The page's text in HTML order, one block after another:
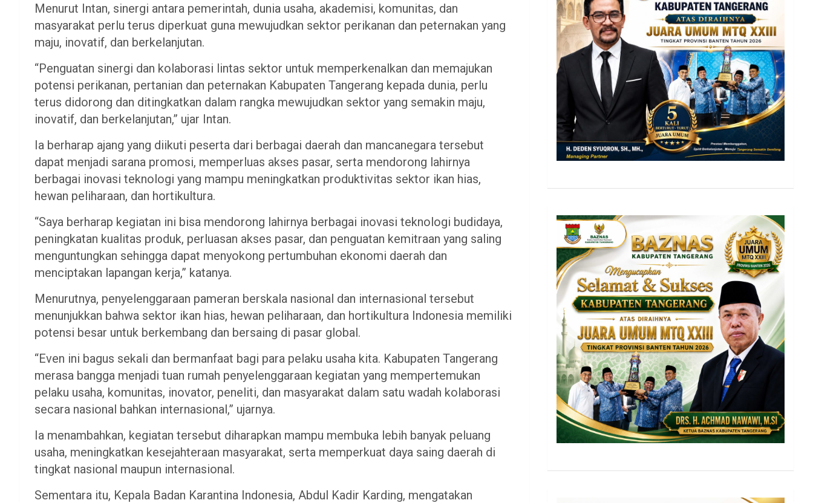
Menurut Intan, sinergi antara pemerintah, dunia usaha, akademisi, komunitas, dan
masyarakat perlu terus diperkuat guna mewujudkan sektor perikanan dan peternakan yang
maju, inovatif, dan berkelanjutan.
“Penguatan sinergi dan kolaborasi lintas sektor untuk memperkenalkan dan memajukan
potensi perikanan, pertanian dan peternakan Kabupaten Tangerang kepada dunia, perlu
terus didorong dan ditingkatkan dalam rangka mewujudkan sektor yang semakin maju,
inovatif, dan berkelanjutan,” ujar Intan.
Ia berharap ajang yang diikuti peserta dari berbagai daerah dan mancanegara tersebut
dapat menjadi sarana promosi, memperluas akses pasar, serta mendorong lahirnya
berbagai inovasi teknologi yang mampu meningkatkan produktivitas sektor ikan hias,
hewan peliharaan, dan hortikultura.
“Saya berharap kegiatan ini bisa mendorong lahirnya berbagai inovasi teknologi budidaya,
peningkatan kualitas produk, perluasan akses pasar, dan penguatan kemitraan yang saling
menguntungkan sehingga dapat menyokong pertumbuhan ekonomi daerah dan
menciptakan lapangan kerja,” katanya.
Menurutnya, penyelenggaraan pameran berskala nasional dan internasional tersebut
menunjukkan bahwa sektor ikan hias, hewan peliharaan, dan hortikultura Indonesia memiliki
potensi besar untuk berkembang dan bersaing di pasar global.
“Even ini bagus sekali dan bermanfaat bagi para pelaku usaha kita. Kabupaten Tangerang
merasa bangga menjadi tuan rumah penyelenggaraan kegiatan yang mempertemukan
pelaku usaha, komunitas, inovator, peneliti, dan masyarakat dalam satu wadah kolaborasi
secara nasional bahkan internasional,” ujarnya.
Ia menambahkan, kegiatan tersebut diharapkan mampu membuka lebih banyak peluang
usaha, meningkatkan kesejahteraan masyarakat, serta memperkuat daya saing daerah di
tingkat nasional maupun internasional.
Sementara itu, Kepala Badan Karantina Indonesia, Abdul Kadir Karding, mengatakan